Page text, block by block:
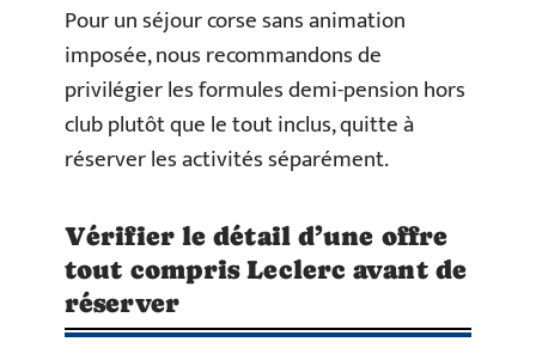
Pour un séjour corse sans animation
imposée, nous recommandons de
privilégier les formules demi-pension hors
club plutôt que le tout inclus, quitte à
réserver les activités séparément.
Vérifier le détail d’une offre
tout compris Leclerc avant de
réserver